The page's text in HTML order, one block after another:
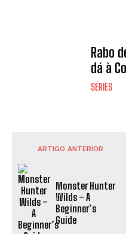
Rabo
dá à
SÉRIES
ARTIGO ANTERIOR
Monster Hunter
Wilds – A
Beginner’s
Guide